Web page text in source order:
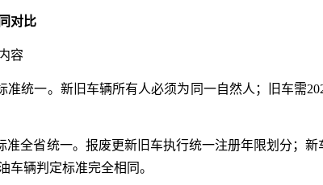
对比
容
准统一。新旧车辆所有人必须为同一自然人；旧车需
准全省统一。报废更新旧车执行统一注册年限划分；
车辆判定标准完全相同。